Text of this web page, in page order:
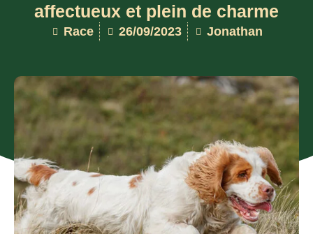
affectueux et plein de charme
Race 26/09/2023 Jonathan